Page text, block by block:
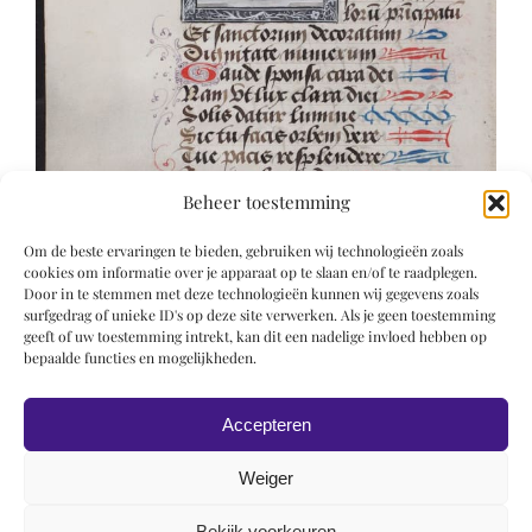
Beheer toestemming
Om de beste ervaringen te bieden, gebruiken wij technologieën zoals
cookies om informatie over je apparaat op te slaan en/of te raadplegen.
Door in te stemmen met deze technologieën kunnen wij gegevens zoals
surfgedrag of unieke ID's op deze site verwerken. Als je geen toestemming
geeft of uw toestemming intrekt, kan dit een nadelige invloed hebben op
bepaalde functies en mogelijkheden.
Accepteren
Weiger